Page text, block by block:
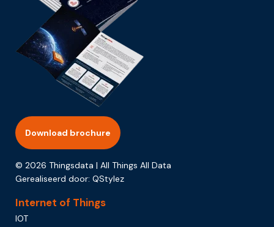
Download brochure
© 2026 Thingsdata | All Things All Data
Gerealiseerd door: QStylez
Internet of Things
IOT